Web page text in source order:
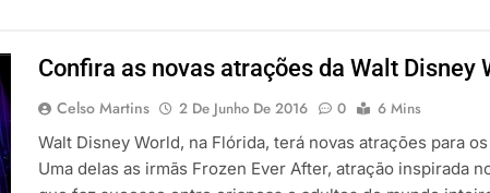
Por Dentro do Atomium: História, Ciência e a Melhor Vista de
4 De Agosto De 2026
Confira as novas atrações da Walt Disney
Celso Martins 2 De Junho De 2016 0
6 Mins
Walt Disney World, na Flórida, terá novas atrações para
Uma delas as irmãs Frozen Ever After, atração inspirada